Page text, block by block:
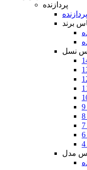
پردازنده
برند